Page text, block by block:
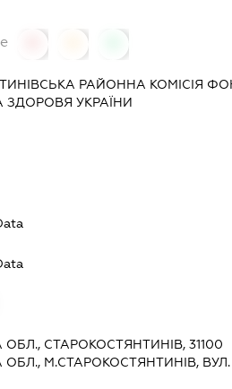
РАЙОННА КОМІСІЯ
ЗДОРОВЯ УКРАЇНИ
СТАРОКОСТЯНТИНІВ, 31100
М.СТАРОКОСТЯНТИНІВ, ВУЛ.